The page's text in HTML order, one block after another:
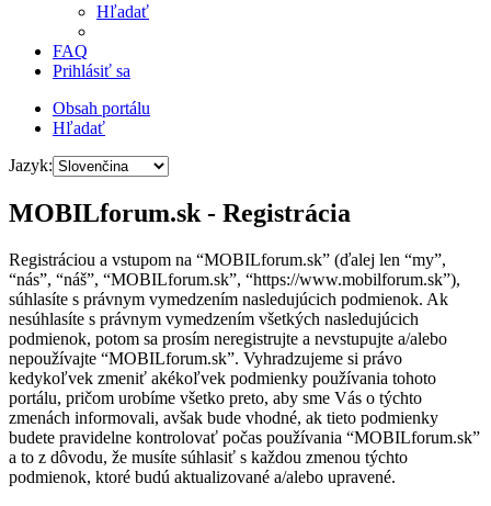
Hľadať
FAQ
Prihlásiť sa
Obsah portálu
Hľadať
Jazyk:
MOBILforum.sk - Registrácia
Registráciou a vstupom na “MOBILforum.sk” (ďalej len “my”,
“nás”, “náš”, “MOBILforum.sk”, “https://www.mobilforum.sk”),
súhlasíte s právnym vymedzením nasledujúcich podmienok. Ak
nesúhlasíte s právnym vymedzením všetkých nasledujúcich
podmienok, potom sa prosím neregistrujte a nevstupujte a/alebo
nepoužívajte “MOBILforum.sk”. Vyhradzujeme si právo
kedykoľvek zmeniť akékoľvek podmienky používania tohoto
portálu, pričom urobíme všetko preto, aby sme Vás o týchto
zmenách informovali, avšak bude vhodné, ak tieto podmienky
budete pravidelne kontrolovať počas používania “MOBILforum.sk”
a to z dôvodu, že musíte súhlasiť s každou zmenou týchto
podmienok, ktoré budú aktualizované a/alebo upravené.